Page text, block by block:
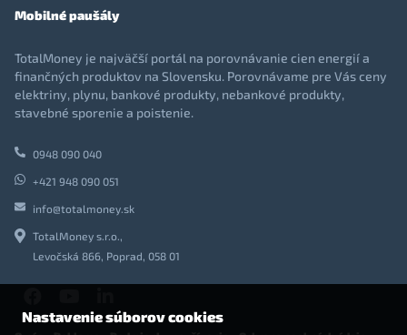
Mobilné paušály
TotalMoney je najväčší portál na porovnávanie cien energií a
finančných produktov na Slovensku. Porovnávame pre Vás ceny
elektriny, plynu, bankové produkty, nebankové produkty,
stavebné sporenie a poistenie.
0948 090 040
+421 948 090 051
info@totalmoney.sk
TotalMoney s.r.o.,
Levočská 866, Poprad, 058 01
Nastavenie súborov cookies